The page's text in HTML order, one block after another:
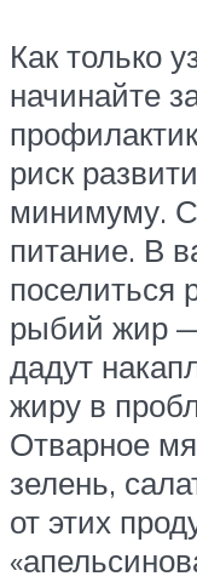
Как только
начинайте
риск
минимуму.
питание. В
поселиться
рыбий жир
дадут
жиру в
Отварное
зелень,
от этих